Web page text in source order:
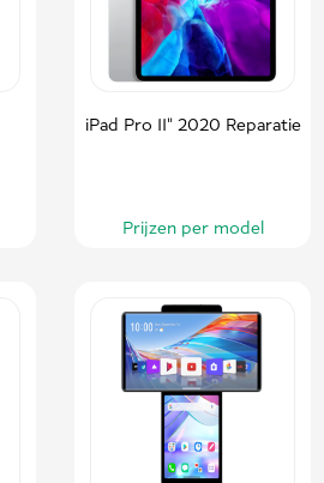
iPad Pro 11" 2020 Reparatie
Prijzen per model